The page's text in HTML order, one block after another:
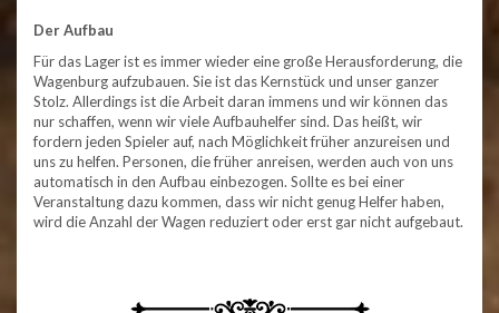
Der Aufbau
Für das Lager ist es immer wieder eine große Herausforderung, die
Wagenburg aufzubauen. Sie ist das Kernstück und unser ganzer
Stolz. Allerdings ist die Arbeit daran immens und wir können das
nur schaffen, wenn wir viele Aufbauhelfer sind. Das heißt, wir
fordern jeden Spieler auf, nach Möglichkeit früher anzureisen und
uns zu helfen. Personen, die früher anreisen, werden auch von uns
automatisch in den Aufbau einbezogen. Sollte es bei einer
Veranstaltung dazu kommen, dass wir nicht genug Helfer haben,
wird die Anzahl der Wagen reduziert oder erst gar nicht aufgebaut.